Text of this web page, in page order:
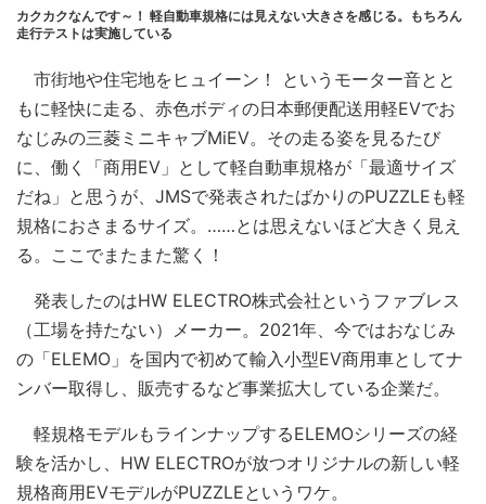
カクカクなんです～！ 軽自動車規格には見えない大きさを感じる。もちろん
走行テストは実施している
市街地や住宅地をヒュイーン！ というモーター音とと
もに軽快に走る、赤色ボディの日本郵便配送用軽EVでお
なじみの三菱ミニキャブMiEV。その走る姿を見るたび
に、働く「商用EV」として軽自動車規格が「最適サイズ
だね」と思うが、JMSで発表されたばかりのPUZZLEも軽
規格におさまるサイズ。……とは思えないほど大きく見え
る。ここでまたまた驚く！
発表したのはHW ELECTRO株式会社というファブレス
（工場を持たない）メーカー。2021年、今ではおなじみ
の「ELEMO」を国内で初めて輸入小型EV商用車としてナ
ンバー取得し、販売するなど事業拡大している企業だ。
軽規格モデルもラインナップするELEMOシリーズの経
験を活かし、HW ELECTROが放つオリジナルの新しい軽
規格商用EVモデルがPUZZLEというワケ。